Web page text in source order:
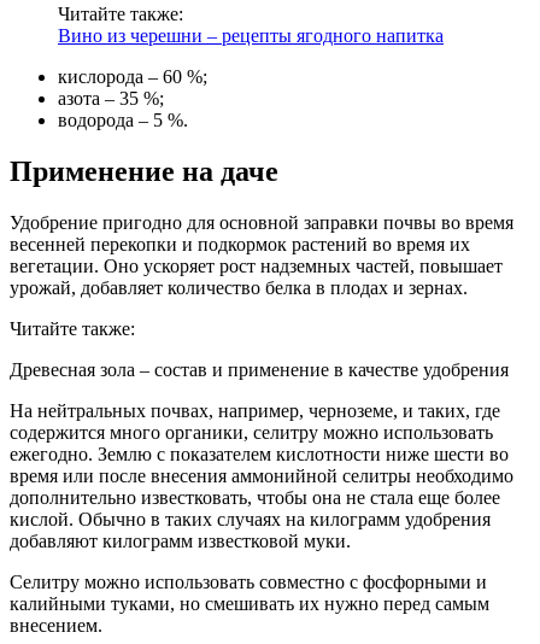
Читайте также:
Вино из черешни – рецепты ягодного напитка
кислорода – 60 %;
азота – 35 %;
водорода – 5 %.
Применение на даче
Удобрение пригодно для основной заправки почвы во время
весенней перекопки и подкормок растений во время их
вегетации. Оно ускоряет рост надземных частей, повышает
урожай, добавляет количество белка в плодах и зернах.
Читайте также:
Древесная зола – состав и применение в качестве удобрения
На нейтральных почвах, например, черноземе, и таких, где
содержится много органики, селитру можно использовать
ежегодно. Землю с показателем кислотности ниже шести во
время или после внесения аммонийной селитры необходимо
дополнительно известковать, чтобы она не стала еще более
кислой. Обычно в таких случаях на килограмм удобрения
добавляют килограмм известковой муки.
Селитру можно использовать совместно с фосфорными и
калийными туками, но смешивать их нужно перед самым
внесением.